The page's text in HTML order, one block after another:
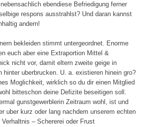
ebendiese Befriedigung ferner
respons ausstrahlst? Und daran kannst
andern!
bekleiden stimmt untergeordnet. Enorme
euch aber eine Extraportion Mittel &
nicht vor, damit eltern zweite geige in
hinter uberbrucken. U. a. existieren hinein gro?
Moglichkeit, wirklich so du dir einen Mitglied
bitteschon deine Defizite beseitigen soll.
gunstgewerblerin Zeitraum wohl, ist und
uber kurz oder lang nachdem unserem echten
– Schererei oder Frust